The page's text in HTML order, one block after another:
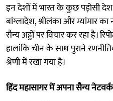
इन देशों में भारत के कुछ पड़ोसी
बांग्लादेश, श्रीलंका और म्यांमार
सैन्य अड्डों पर विचार कर रहा है।
हालांकि चीन के साथ पुराने
श्रेणी में रखा गया है।
हिंद महासागर में अपना सैन्य